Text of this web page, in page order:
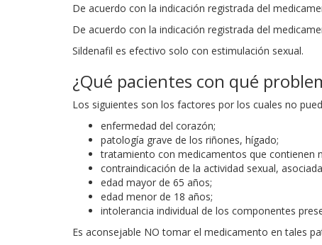
De acuerdo con la indicación registrada del
De acuerdo con la indicación registrada del
Sildenafil es efectivo solo con estimulación sexual.
¿Qué pacientes con qué
Los siguientes son los factores por los cuales no
enfermedad del corazón;
patología grave de los riñones, hígado;
tratamiento con medicamentos que contienen
contraindicación de la actividad sexual,
edad mayor de 65 años;
edad menor de 18 años;
intolerancia individual de los componentes
Es aconsejable NO tomar el medicamento en tales